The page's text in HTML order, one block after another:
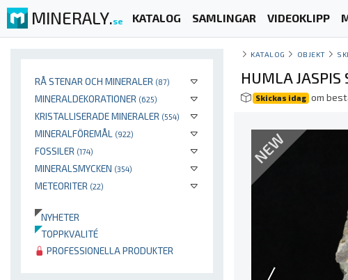
MINERALY.se KATALOG SAMLINGAR VIDEOKLIPP
RÅ STENAR OCH MINERALER (87)
MINERALDEKORATIONER (625)
KRISTALLISERADE MINERALER (554)
MINERALFÖREMÅL (922)
FOSSILER (174)
MINERALSMYCKEN (354)
METEORITER (22)
NYHETER
TOPPKVALITÉ
PROFESSIONELLA PRODUKTER
KATALOG OBJEKT
HUMLA JASPIS
Skickas idag om
NEW